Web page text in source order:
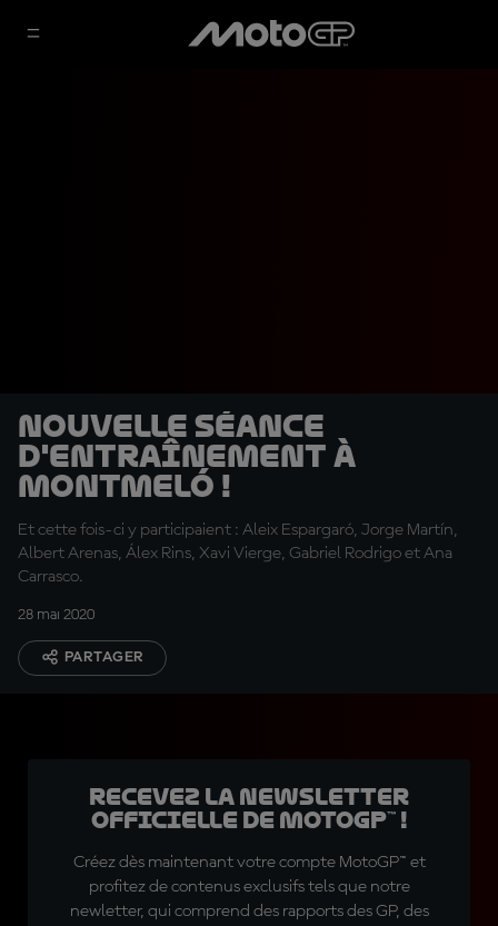
Nouvelle séance
d'entraînement à
Montmeló !
Et cette fois-ci y participaient : Aleix Espargaró, Jorge Martín,
Albert Arenas, Álex Rins, Xavi Vierge, Gabriel Rodrigo et Ana
Carrasco.
28 mai 2020
PARTAGER
Recevez la Newsletter
officielle de MotoGP™ !
Créez dès maintenant votre compte MotoGP™ et
profitez de contenus exclusifs tels que notre
newletter, qui comprend des rapports des GP, des